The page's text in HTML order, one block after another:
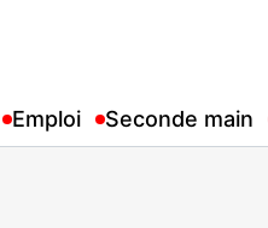
Emploi Seconde main